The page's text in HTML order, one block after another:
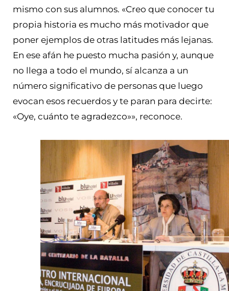
mismo con sus alumnos. «Creo que conocer tu
propia historia es mucho más motivador que
poner ejemplos de otras latitudes más lejanas.
En ese afán he puesto mucha pasión y, aunque
no llega a todo el mundo, sí alcanza a un
número significativo de personas que luego
evocan esos recuerdos y te paran para decirte:
«Oye, cuánto te agradezco»», reconoce.